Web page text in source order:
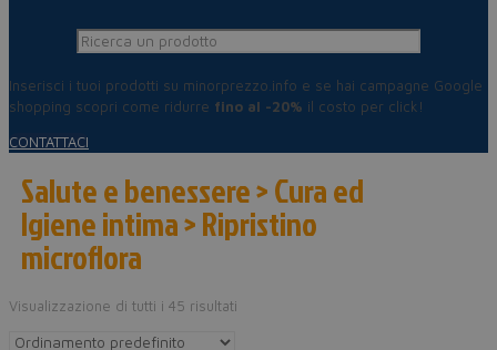
Inserisci i tuoi prodotti su minorprezzo.info e se hai campagne Google
shopping scopri come ridurre fino al -20% il costo per click!
CONTATTACI
Salute e benessere > Cura ed
Igiene intima > Ripristino
microflora
Visualizzazione di tutti i 45 risultati